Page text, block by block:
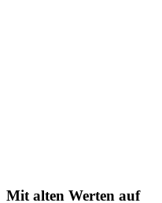
Mit alten Werten auf